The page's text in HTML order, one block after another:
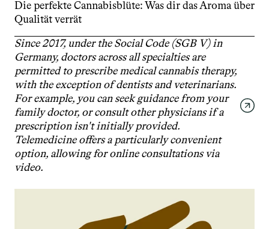
Die perfekte Cannabisblüte: Was dir das Aroma über
Qualität verrät
Since 2017, under the Social Code (SGB V) in
Germany, doctors across all specialties are
permitted to prescribe medical cannabis therapy,
with the exception of dentists and veterinarians.
For example, you can seek guidance from your
family doctor, or consult other physicians if a
prescription isn't initially provided.
Telemedicine offers a particularly convenient
option, allowing for online consultations via
video.